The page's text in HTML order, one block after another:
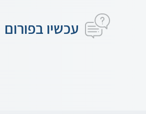
עכשיו בפורום